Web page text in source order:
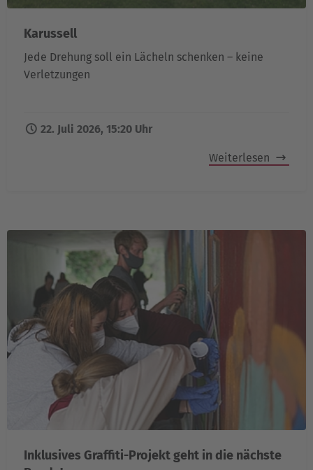
Karussell
Jede Drehung soll ein Lächeln schenken – keine
Verletzungen
22. Juli 2026, 15:20 Uhr
Weiterlesen
Inklusives Graffiti-Projekt geht in die nächste